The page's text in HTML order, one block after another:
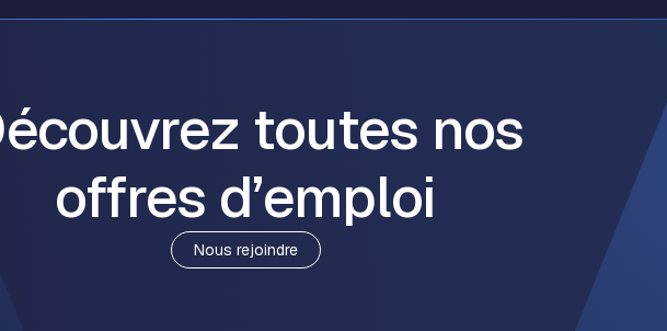
toutes nos
offres d’emploi
Nous rejoindre